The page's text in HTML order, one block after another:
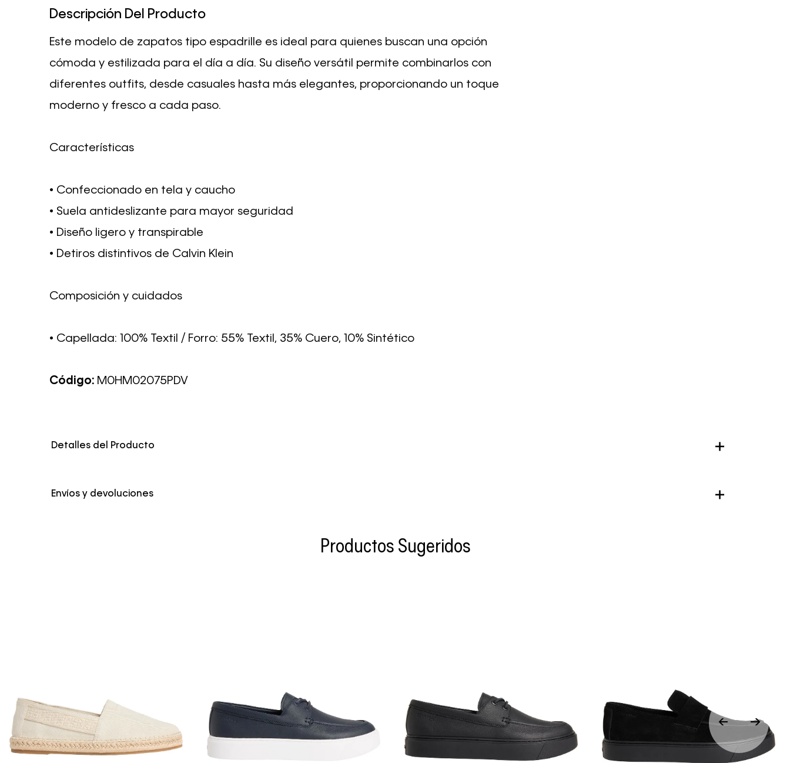
Descripción Del Producto
Este modelo de zapatos tipo espadrille es ideal para quienes buscan una opción
cómoda y estilizada para el día a día. Su diseño versátil permite combinarlos con
diferentes outfits, desde casuales hasta más elegantes, proporcionando un toque
moderno y fresco a cada paso.
Características
• Confeccionado en tela y caucho
• Suela antideslizante para mayor seguridad
• Diseño ligero y transpirable
• Detiros distintivos de Calvin Klein
Composición y cuidados
• Capellada: 100% Textil / Forro: 55% Textil, 35% Cuero, 10% Sintético
Código: M0HM02075PDV
Detalles del Producto
Envíos y devoluciones
Productos Sugeridos